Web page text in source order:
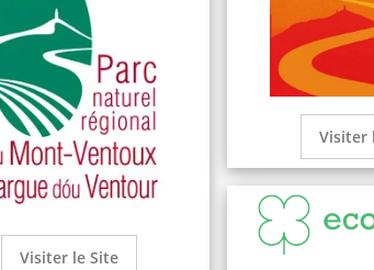
Visiter le Site
Visiter